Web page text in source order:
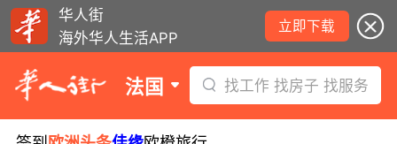
华人街
海外华人生活APP
立即下载
法国 找工作 找房子 找服务